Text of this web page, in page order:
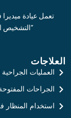
تعمل عيادة
”التشخيص
العلاجات
العمليات
الجراحات
استخدام المنظار